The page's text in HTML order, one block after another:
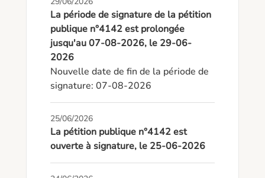
La période de signature de la pétition
publique n°4142 est prolongée
jusqu'au 07-08-2026, le 29-06-
2026
Nouvelle date de fin de la période de
signature: 07-08-2026
25/06/2026
La pétition publique n°4142 est
ouverte à signature, le 25-06-2026